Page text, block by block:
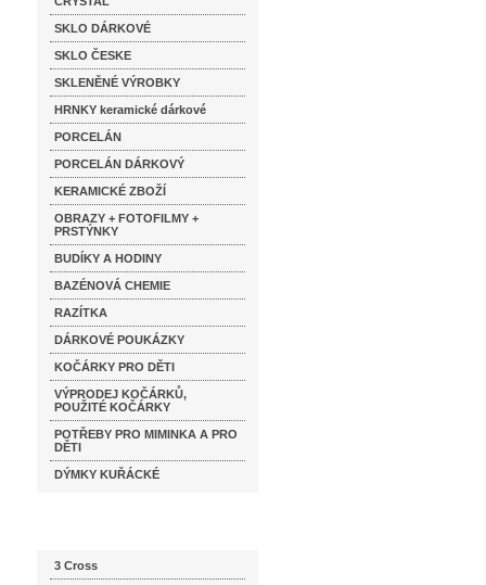
SKLO DÁRKOVÉ
SKLO ČESKE
SKLENĚNÉ VÝROBKY
HRNKY keramické dárkové
PORCELÁN
PORCELÁN DÁRKOVÝ
KERAMICKÉ ZBOŽÍ
OBRAZY + FOTOFILMY +
PRSTÝNKY
BUDÍKY A HODINY
BAZÉNOVÁ CHEMIE
RAZÍTKA
DÁRKOVÉ POUKÁZKY
KOČÁRKY PRO DĚTI
VÝPRODEJ KOČÁRKŮ,
POUŽITÉ KOČÁRKY
POTŘEBY PRO MIMINKA A PRO
DĚTI
DÝMKY KUŘÁCKÉ
3 Cross